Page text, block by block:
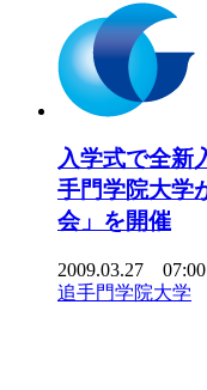
入学式で全
手門学院大学
会」を開催
2009.03.27 07:00
追手門学院大学